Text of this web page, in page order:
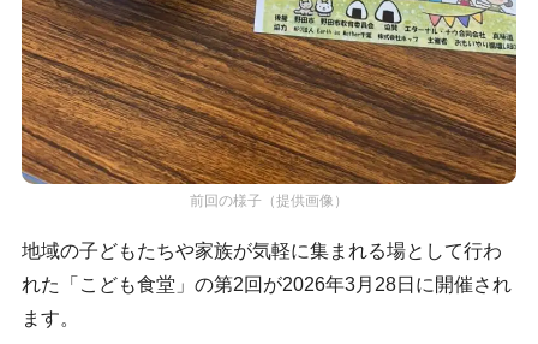
前回の様子（提供画像）
地域の子どもたちや家族が気軽に集まれる場として行わ
れた「こども食堂」の第2回が2026年3月28日に開催され
ます。